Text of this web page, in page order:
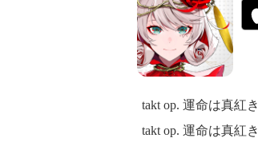
takt op. 運命は真紅
takt op. 運命は真紅